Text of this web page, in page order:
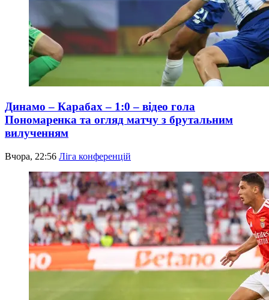
Динамо – Карабах – 1:0 – відео гола
Пономаренка та огляд матчу з брутальним
вилученням
Вчора, 22:56 Ліга конференцій